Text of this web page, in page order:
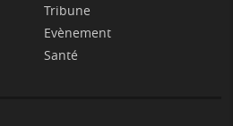
Tribune
Evènement
Santé